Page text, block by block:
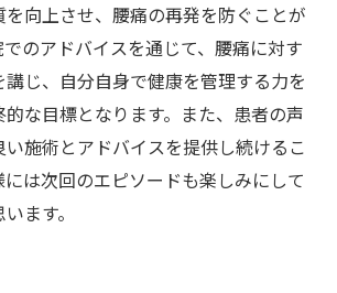
向上させ、腰痛の再発を防ぐことが
のアドバイスを通じて、腰痛に対す
じ、自分自身で健康を管理する力を
な目標となります。また、患者の声
施術とアドバイスを提供し続けるこ
には次回のエピソードも楽しみにして
ます。